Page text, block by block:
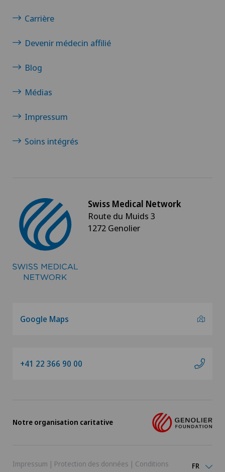
Carrière
Devenir médecin affilié
Blog
Médias
Impressum
Soins intégrés
Swiss Medical Network
Route du Muids 3
1272 Genolier
Google Maps
+41 22 366 90 00
Notre organisation caritative
Impressum | Protection des données | Conditions
FR